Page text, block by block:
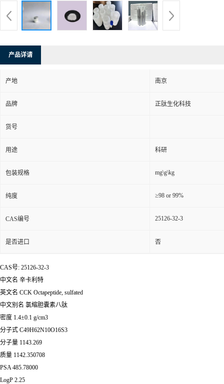
产品详请
产地 南京
品牌 正肽生化科技
货号
用途 科研
包装规格 mg\g\kg
纯度 ≥98 or 99%
CAS编号 25126-32-3
是否进口 否
CAS号: 25126-32-3
中文名 辛卡利特
英文名 CCK Octapeptide, sulfated
中文别名 氯缩胆囊素八肽
密度 1.4±0.1 g/cm3
分子式 C49H62N10O16S3
分子量 1143.269
质量 1142.350708
PSA 485.78000
LogP 2.25